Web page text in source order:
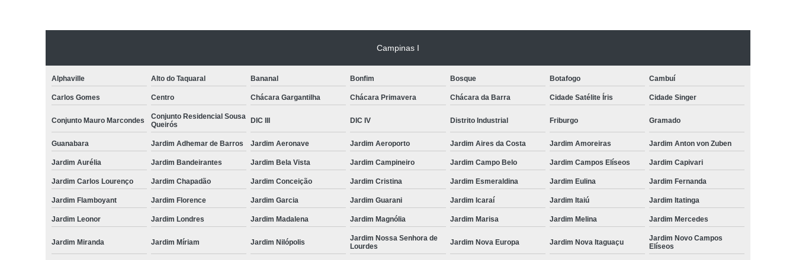
Campinas I
Alphaville Alto do Taquaral Bananal Bonfim Bosque Botafogo Cambuí
Carlos Gomes Centro Chácara Gargantilha Chácara Primavera Chácara da Barra Cidade Satélite Íris Cidade Singer
Conjunto Mauro Marcondes
Conjunto Residencial Sousa
Queirós
DIC III DIC IV Distrito Industrial Friburgo Gramado
Guanabara Jardim Adhemar de Barros Jardim Aeronave Jardim Aeroporto Jardim Aires da Costa Jardim Amoreiras Jardim Anton von Zuben
Jardim Aurélia Jardim Bandeirantes Jardim Bela Vista Jardim Campineiro Jardim Campo Belo Jardim Campos Elíseos Jardim Capivari
Jardim Carlos Lourenço Jardim Chapadão Jardim Conceição Jardim Cristina Jardim Esmeraldina Jardim Eulina Jardim Fernanda
Jardim Flamboyant Jardim Florence Jardim Garcia Jardim Guarani Jardim Icaraí Jardim Itaiú Jardim Itatinga
Jardim Leonor Jardim Londres Jardim Madalena Jardim Magnólia Jardim Marisa Jardim Melina Jardim Mercedes
Jardim Miranda Jardim Míriam Jardim Nilópolis
Jardim Nossa Senhora de
Lourdes
Jardim Nova Europa Jardim Nova Itaguaçu
Jardim Novo Campos
Elíseos